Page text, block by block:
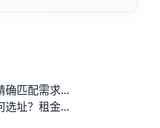
写字楼出租网如何精确匹配需求？后续租赁流程又该如何高效推进？
深圳写字楼出租如何选址？租金预算与区域选择全解析